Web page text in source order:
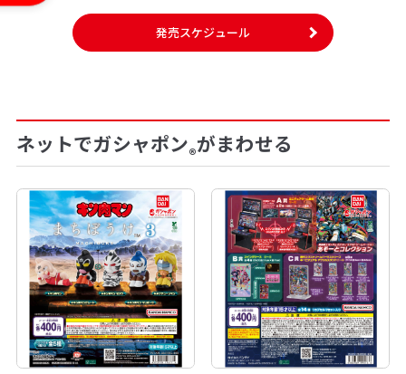
発売スケジュール
ネットでガシャポン®がまわせる